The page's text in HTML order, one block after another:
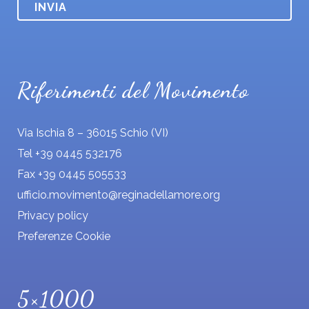
o
Riferimenti del Movimento
Via Ischia 8 – 36015 Schio (VI)
Tel +39 0445 532176
Fax +39 0445 505533
ufficio.movimento@reginadellamore.org
Privacy policy
Preferenze Cookie
5×1000